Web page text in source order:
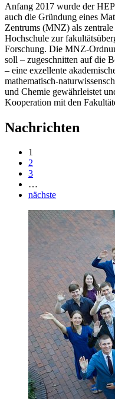
Anfang 2017 wurde der
auch die Gründung eines
Zentrums (MNZ) als
Hochschule zur
Forschung. Die MNZ-
soll – zugeschnitten auf die
– eine exzellente
mathematisch-
und Chemie gewährleistet
Kooperation mit den
Nachrichten
1
2
3
…
nächste